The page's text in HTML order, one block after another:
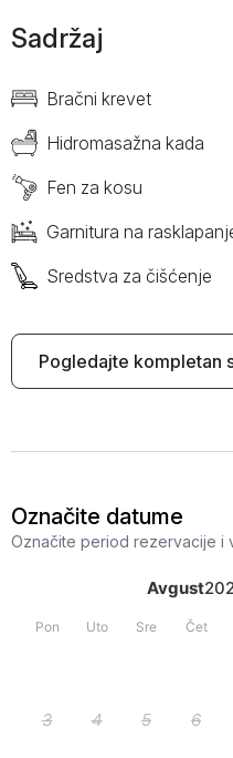
Sadržaj
Bračni krevet
Hidromasažna kada
Fen za kosu
Garnitura na
Sredstva za čišćenje
Pogledajte kompletan
Označite datume
Označite period rezervacije i